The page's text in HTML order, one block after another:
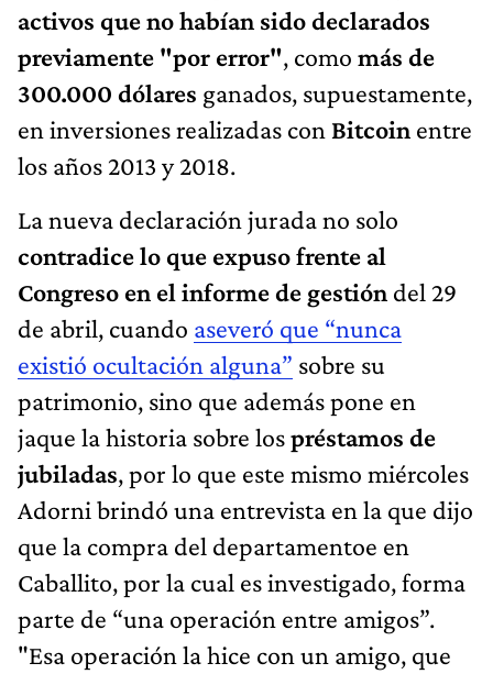
activos que no habían sido declarados
previamente "por error", como más de
300.000 dólares ganados, supuestamente,
en inversiones realizadas con Bitcoin entre
los años 2013 y 2018.
La nueva declaración jurada no solo
contradice lo que expuso frente al
Congreso en el informe de gestión del 29
de abril, cuando aseveró que “nunca
existió ocultación alguna” sobre su
patrimonio, sino que además pone en
jaque la historia sobre lospréstamos de
jubiladas, por lo que este mismo miércoles
Adorni brindó una entrevista en la que dijo
que la compra del departamentoe en
Caballito, por la cual es investigado, forma
parte de “una operación entre amigos”.
"Esa operación la hice con un amigo, que